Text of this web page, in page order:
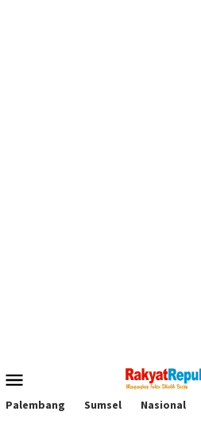
Mobile
Palembang Sumsel Nasional